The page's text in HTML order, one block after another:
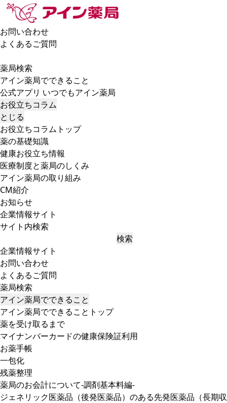
お問い合わせ
よくあるご質問
薬局検索
アイン薬局でできること
公式アプリ いつでもアイン薬局
お役立ちコラム
とじる
お役立ちコラムトップ
薬の基礎知識
健康お役立ち情報
医療制度と薬局のしくみ
アイン薬局の取り組み
CM紹介
お知らせ
企業情報サイト
サイト内検索
検索
企業情報サイト
お問い合わせ
よくあるご質問
薬局検索
アイン薬局でできること
アイン薬局でできることトップ
薬を受け取るまで
マイナンバーカードの健康保険証利用
お薬手帳
一包化
残薬整理
薬局のお会計について-調剤基本料編-
ジェネリック医薬品（後発医薬品）のある先発医薬品（長期収